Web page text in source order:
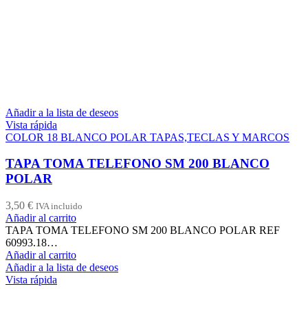
Añadir a la lista de deseos
Vista rápida
COLOR 18 BLANCO POLAR TAPAS,TECLAS Y MARCOS
TAPA TOMA TELEFONO SM 200 BLANCO
POLAR
3,50 € IVA incluido
Añadir al carrito
TAPA TOMA TELEFONO SM 200 BLANCO POLAR REF
60993.18…
Añadir al carrito
Añadir a la lista de deseos
Vista rápida